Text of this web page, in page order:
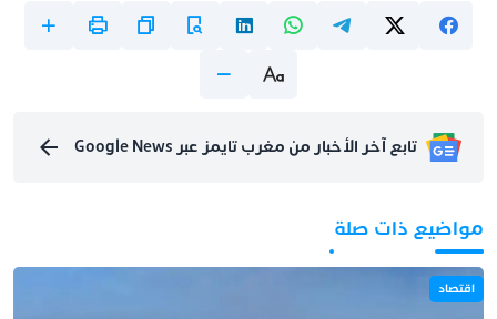
تابع آخر الأخبار من مغرب تايمز عبر Google News
مواضيع ذات صلة
اقتصاد